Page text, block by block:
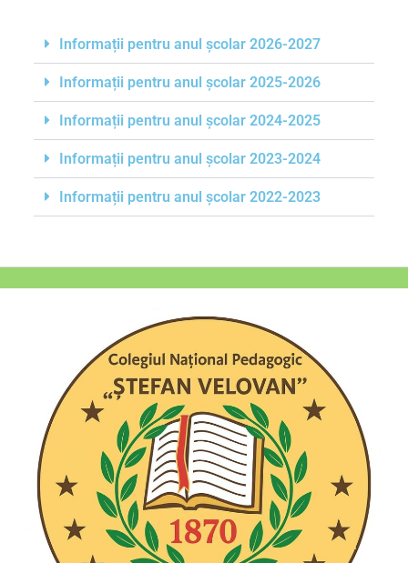
Informații pentru anul școlar 2026-2027
Informații pentru anul școlar 2025-2026
Informații pentru anul școlar 2024-2025
Informații pentru anul școlar 2023-2024
Informații pentru anul școlar 2022-2023